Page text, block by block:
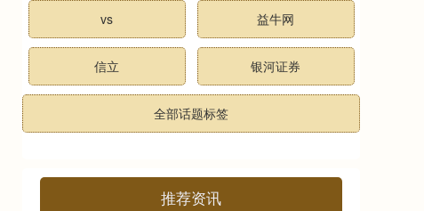
vs 益牛网
信立 银河证券
全部话题标签
推荐资讯